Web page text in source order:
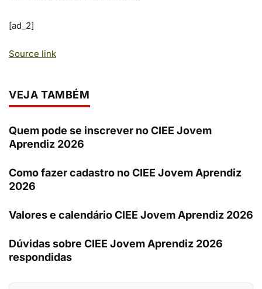
[ad_2]
Source link
VEJA TAMBÉM
Quem pode se inscrever no CIEE Jovem
Aprendiz 2026
Como fazer cadastro no CIEE Jovem Aprendiz
2026
Valores e calendário CIEE Jovem Aprendiz 2026
Dúvidas sobre CIEE Jovem Aprendiz 2026
respondidas